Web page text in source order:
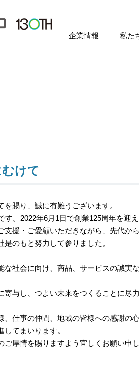
企業情報 私た
けて
賜り、誠に有難うございます。
す。2022年6月1日で創業125周年を迎え
支援・ご愛顧いただきながら、先代か
是のもと努力して参りました。
な社会に向け、商品、サービスの誠実
寄与し、つよい未来をつくることに尽力
、仕事の仲間、地域の皆様への感謝の
てまいります。
ご厚情を賜りますよう宜しくお願い申し